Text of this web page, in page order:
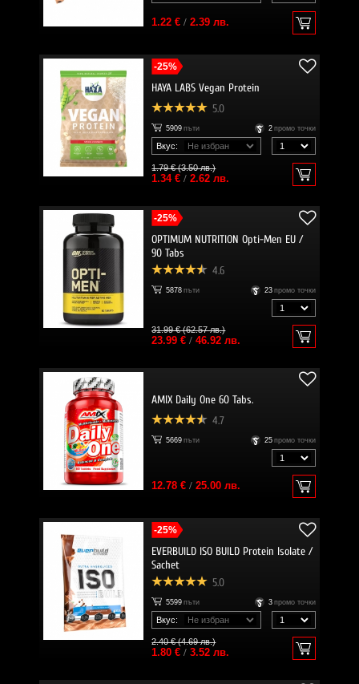
1.22 €/ 2.39 лв.
-25%
HAYA LABS Vegan Protein
5.0
5909 пъти 2 промо точки
Вкус:
1.79 € (3.50 лв.)
1.34 €/ 2.62 лв.
-25%
OPTIMUM NUTRITION Opti-Men EU /
90 Tabs
4.6
5878 пъти 23 промо точки
31.99 € (62.57 лв.)
23.99 €/ 46.92 лв.
AMIX Daily One 60 Tabs.
4.7
5669 пъти 25 промо точки
12.78 €/ 25.00 лв.
-25%
EVERBUILD ISO BUILD Protein Isolate /
Sachet
5.0
5599 пъти 3 промо точки
Вкус:
2.40 € (4.69 лв.)
1.80 €/ 3.52 лв.